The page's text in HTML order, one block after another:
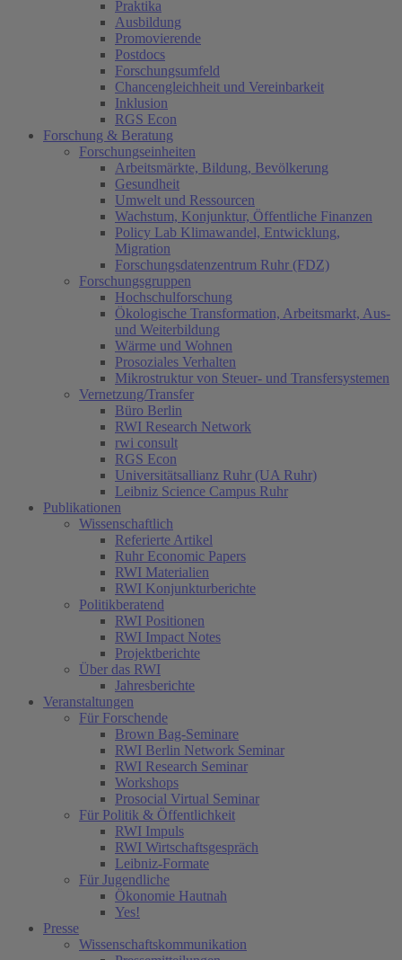
Praktika
Ausbildung
Promovierende
Postdocs
Forschungsumfeld
Chancengleichheit und Vereinbarkeit
Inklusion
RGS Econ
Forschung & Beratung
Forschungseinheiten
Arbeitsmärkte, Bildung, Bevölkerung
Gesundheit
Umwelt und Ressourcen
Wachstum, Konjunktur, Öffentliche Finanzen
Policy Lab Klimawandel, Entwicklung,
Migration
Forschungsdatenzentrum Ruhr (FDZ)
Forschungsgruppen
Hochschulforschung
Ökologische Transformation, Arbeitsmarkt, Aus-
und Weiterbildung
Wärme und Wohnen
Prosoziales Verhalten
Mikrostruktur von Steuer- und Transfersystemen
Vernetzung/Transfer
Büro Berlin
RWI Research Network
rwi consult
RGS Econ
Universitätsallianz Ruhr (UA Ruhr)
Leibniz Science Campus Ruhr
Publikationen
Wissenschaftlich
Referierte Artikel
Ruhr Economic Papers
RWI Materialien
RWI Konjunkturberichte
Politikberatend
RWI Positionen
RWI Impact Notes
Projektberichte
Über das RWI
Jahresberichte
Veranstaltungen
Für Forschende
Brown Bag-Seminare
RWI Berlin Network Seminar
RWI Research Seminar
Workshops
Prosocial Virtual Seminar
Für Politik & Öffentlichkeit
RWI Impuls
RWI Wirtschaftsgespräch
Leibniz-Formate
Für Jugendliche
Ökonomie Hautnah
Yes!
Presse
Wissenschaftskommunikation